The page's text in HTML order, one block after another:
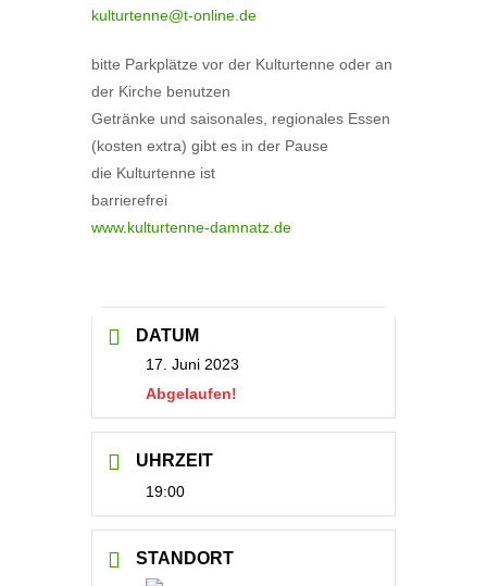
kulturtenne@t-online.de
bitte Parkplätze vor der Kulturtenne oder an
der Kirche benutzen
Getränke und saisonales, regionales Essen
(kosten extra) gibt es in der Pause
die Kulturtenne ist
barrierefrei
www.kulturtenne-damnatz.de
DATUM
17. Juni 2023
Abgelaufen!
UHRZEIT
19:00
STANDORT